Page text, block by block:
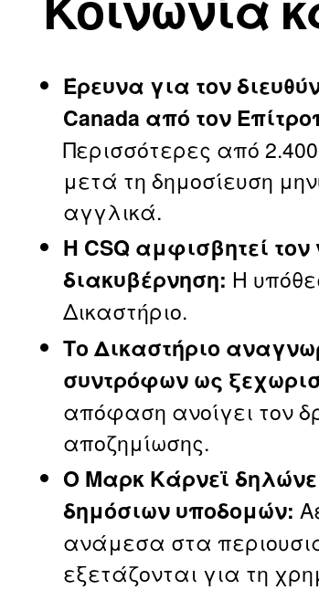
Έρευνα για τον
Canada από τον
Περισσότερες από
μετά τη δημοσίευση
αγγλικά.
Η CSQ αμφισβητεί τον
διακυβέρνηση: Η
Δικαστήριο.
Το Δικαστήριο
συντρόφων ως
απόφαση ανοίγει τον
αποζημίωσης.
Ο Μαρκ Κάρνεϊ
δημόσιων υποδομών:
ανάμεσα στα
εξετάζονται για τη